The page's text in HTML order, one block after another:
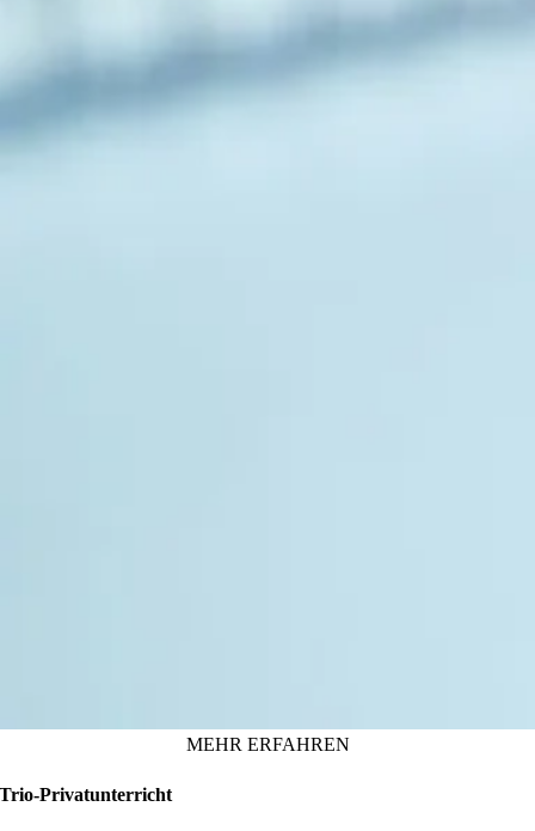
MEHR ERFAHREN
Trio-Privatunterricht